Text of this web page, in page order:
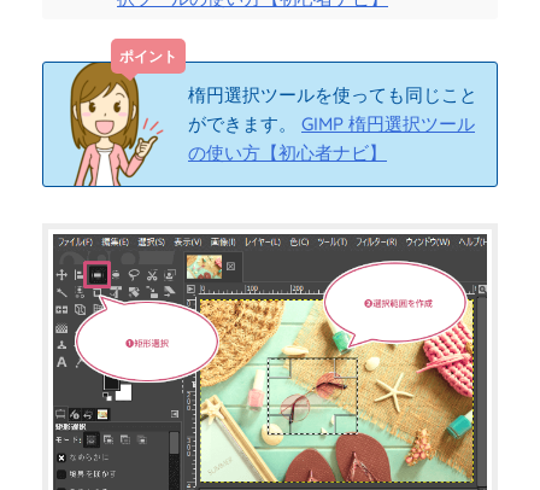
楕円選択ツールを使っても同じこと
ができます。 GIMP 楕円選択ツール
の使い方【初心者ナビ】